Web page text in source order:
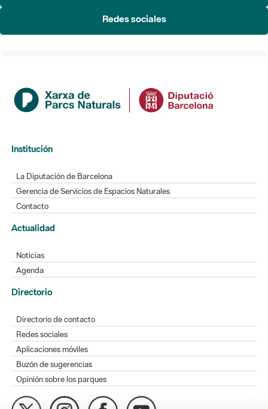
Redes sociales
Institución
La Diputación de Barcelona
Gerencia de Servicios de Espacios Naturales
Contacto
Actualidad
Noticias
Agenda
Directorio
Directorio de contacto
Redes sociales
Aplicaciones móviles
Buzón de sugerencias
Opinión sobre los parques